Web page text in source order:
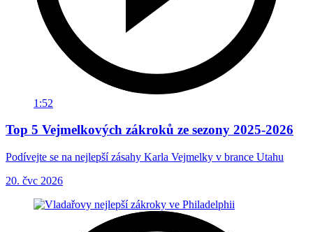
1:52
Top 5 Vejmelkových zákroků ze sezony 2025-2026
Podívejte se na nejlepší zásahy Karla Vejmelky v brance Utahu
20. čvc 2026